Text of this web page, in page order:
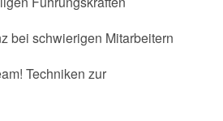
bei schwierigen Mitarbeitern
Techniken zur